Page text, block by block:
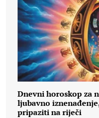
Dnevni horoskop za
ljubavno
pripaziti na riječi